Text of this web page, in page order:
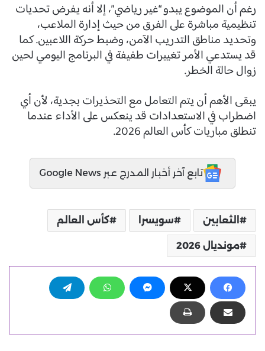
رغم أن الموضوع يبدو “غير رياضي”، إلا أنه يفرض تحديات
تنظيمية مباشرة على الفرق من حيث إدارة الملاعب،
وتحديد مناطق التدريب الآمن، وضبط حركة اللاعبين. كما
قد يستدعي الأمر تغييرات طفيفة في البرنامج اليومي لحين
زوال حالة الخطر.
يبقى الأهم أن يتم التعامل مع التحذيرات بجدية، لأن أي
اضطراب في الاستعدادات قد ينعكس على الأداء عندما
تنطلق مباريات كأس العالم 2026.
تابع آخر أخبار المدرج عبر Google News
الثعابين سويسرا كأس العالم
مونديال 2026